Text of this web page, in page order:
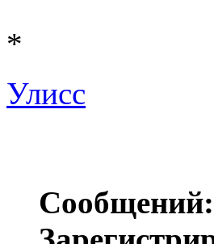
*
Улисс
Сообщений: